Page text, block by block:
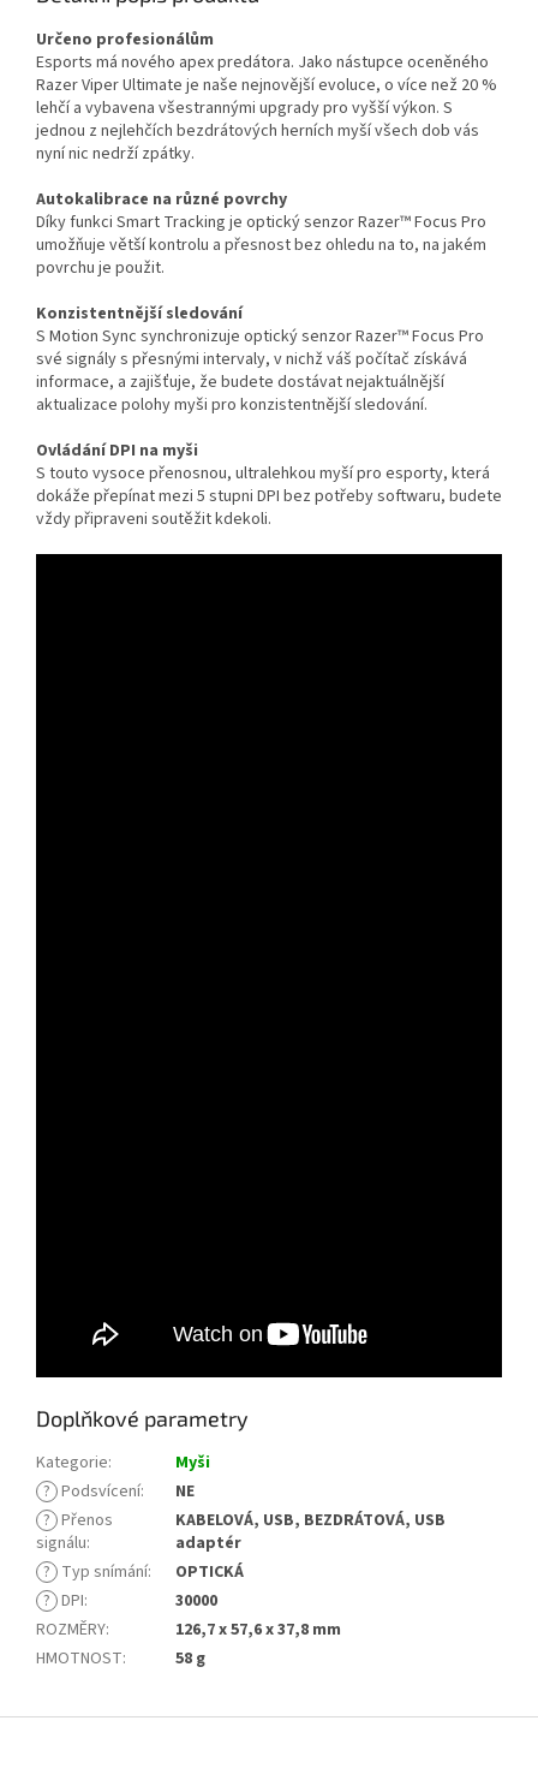
Určeno profesionálům
Esports má nového apex predátora. Jako nástupce oceněného
Razer Viper Ultimate je naše nejnovější evoluce, o více než 20 %
lehčí a vybavena všestrannými upgrady pro vyšší výkon. S
jednou z nejlehčích bezdrátových herních myší všech dob vás
nyní nic nedrží zpátky.
Autokalibrace na různé povrchy
Díky funkci Smart Tracking je optický senzor Razer™ Focus Pro
umožňuje větší kontrolu a přesnost bez ohledu na to, na jakém
povrchu je použit.
Konzistentnější sledování
S Motion Sync synchronizuje optický senzor Razer™ Focus Pro
své signály s přesnými intervaly, v nichž váš počítač získává
informace, a zajišťuje, že budete dostávat nejaktuálnější
aktualizace polohy myši pro konzistentnější sledování.
Ovládání DPI na myši
S touto vysoce přenosnou, ultralehkou myší pro esporty, která
dokáže přepínat mezi 5 stupni DPI bez potřeby softwaru, budete
vždy připraveni soutěžit kdekoli.
Doplňkové parametry
Kategorie:
Myši
? Podsvícení:
NE
? Přenos
signálu:
KABELOVÁ, USB, BEZDRÁTOVÁ, USB
adaptér
? Typ snímání:
OPTICKÁ
? DPI:
30000
ROZMĚRY:
126,7 x 57,6 x 37,8 mm
HMOTNOST: 58 g